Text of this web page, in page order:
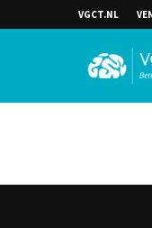
VGCT.NL